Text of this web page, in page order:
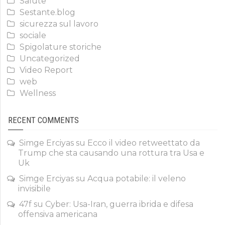
Sestante.blog
sicurezza sul lavoro
sociale
Spigolature storiche
Uncategorized
Video Report
web
Wellness
RECENT COMMENTS
Simge Erciyas su Ecco il video retweettato da
Trump che sta causando una rottura tra Usa e
Uk
Simge Erciyas su Acqua potabile: il veleno
invisibile
47f su Cyber: Usa-Iran, guerra ibrida e difesa
offensiva americana